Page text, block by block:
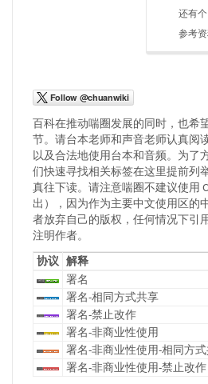
还有个
参考
百科在推动喘圈发展的同时，也希
节。请台本老师和声音老师认真阅
以及合法地使用台本和音频。为了
们快速寻找相关标签在这里提前列
真往下读。请注意喘圈不建议使用
出），因为作为主要中文使用区的
者放弃自己的版权，任何情况下引
注明作者。
协议 解释
署名
署名-相同方式共享
署名-禁止改作
署名-非商业性使用
署名-非商业性使用-相同方
署名-非商业性使用-禁止改作